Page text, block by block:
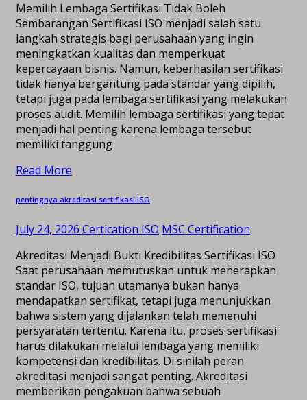
Memilih Lembaga Sertifikasi Tidak Boleh
Sembarangan Sertifikasi ISO menjadi salah satu
langkah strategis bagi perusahaan yang ingin
meningkatkan kualitas dan memperkuat
kepercayaan bisnis. Namun, keberhasilan sertifikasi
tidak hanya bergantung pada standar yang dipilih,
tetapi juga pada lembaga sertifikasi yang melakukan
proses audit. Memilih lembaga sertifikasi yang tepat
menjadi hal penting karena lembaga tersebut
memiliki tanggung
Read More
pentingnya akreditasi sertifikasi ISO
July 24, 2026 Certication ISO MSC Certification
Akreditasi Menjadi Bukti Kredibilitas Sertifikasi ISO
Saat perusahaan memutuskan untuk menerapkan
standar ISO, tujuan utamanya bukan hanya
mendapatkan sertifikat, tetapi juga menunjukkan
bahwa sistem yang dijalankan telah memenuhi
persyaratan tertentu. Karena itu, proses sertifikasi
harus dilakukan melalui lembaga yang memiliki
kompetensi dan kredibilitas. Di sinilah peran
akreditasi menjadi sangat penting. Akreditasi
memberikan pengakuan bahwa sebuah